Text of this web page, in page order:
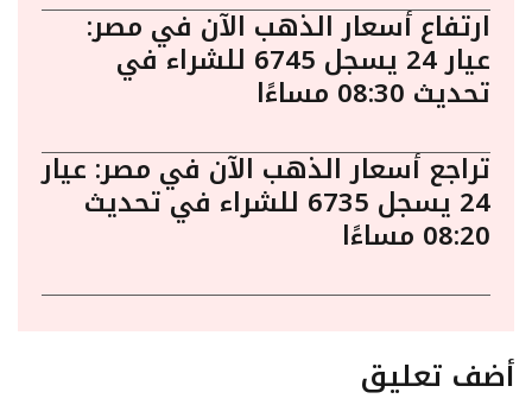
ارتفاع أسعار الذهب الآن في مصر:
عيار 24 يسجل 6745 للشراء في
تحديث 08:30 مساءًا
تراجع أسعار الذهب الآن في مصر: عيار
24 يسجل 6735 للشراء في تحديث
08:20 مساءًا
أضف تعليق